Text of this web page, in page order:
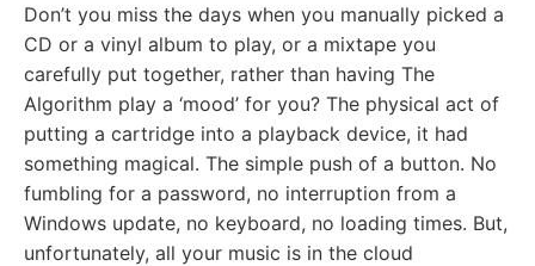
Don’t you miss the days when you manually picked a
CD or a vinyl album to play, or a mixtape you
carefully put together, rather than having The
Algorithm play a ‘mood’ for you? The physical act of
putting a cartridge into a playback device, it had
something magical. The simple push of a button. No
fumbling for a password, no interruption from a
Windows update, no keyboard, no loading times. But,
unfortunately, all your music is in the cloud